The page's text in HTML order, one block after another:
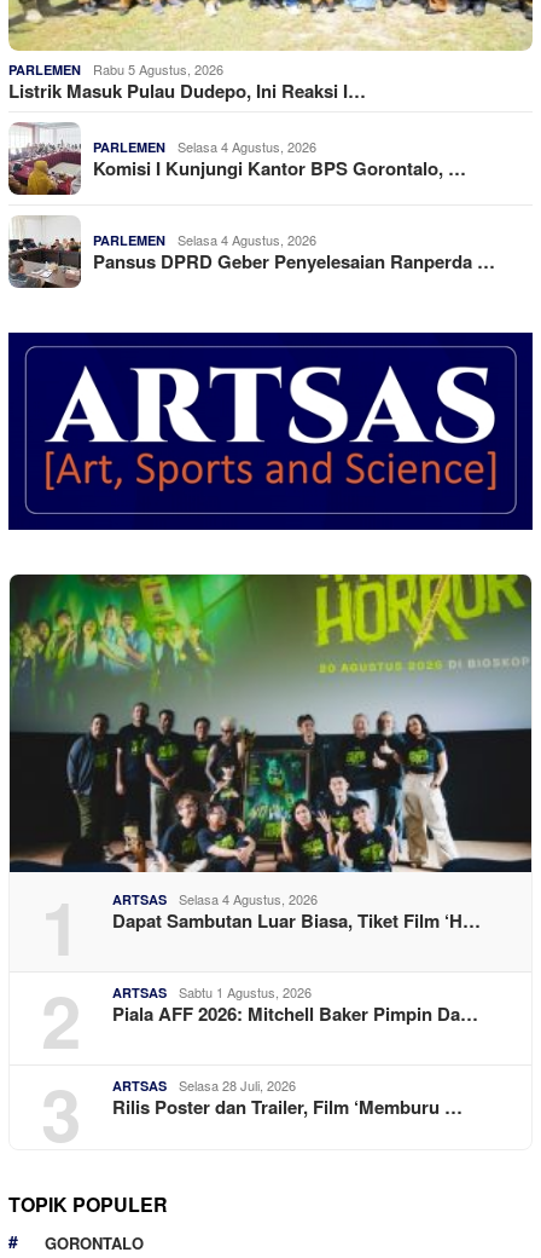
PARLEMEN Rabu 5 Agustus, 2026
Listrik Masuk Pulau Dudepo, Ini Reaksi I…
PARLEMEN Selasa 4 Agustus, 2026
Komisi I Kunjungi Kantor BPS Gorontalo, …
PARLEMEN Selasa 4 Agustus, 2026
Pansus DPRD Geber Penyelesaian Ranperda …
1 ARTSAS Selasa 4 Agustus, 2026
Dapat Sambutan Luar Biasa, Tiket Film ‘H…
2 ARTSAS Sabtu 1 Agustus, 2026
Piala AFF 2026: Mitchell Baker Pimpin Da…
3 ARTSAS Selasa 28 Juli, 2026
Rilis Poster dan Trailer, Film ‘Memburu …
TOPIK POPULER
GORONTALO